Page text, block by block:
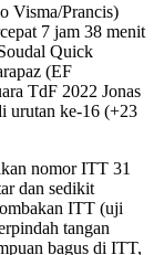
Visma/Prancis)
7 jam 38 menit
Quick
(EF
TdF 2022 Jonas
urutan ke-16 (+23
nomor ITT 31
dan sedikit
ITT (uji
tangan
bagus di ITT,